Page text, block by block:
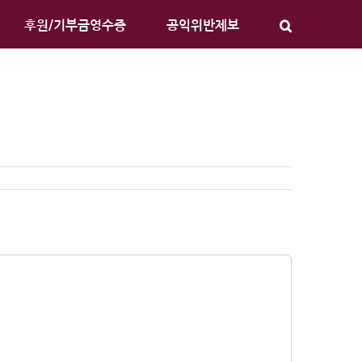
후원/기부금영수증 공익위반제보